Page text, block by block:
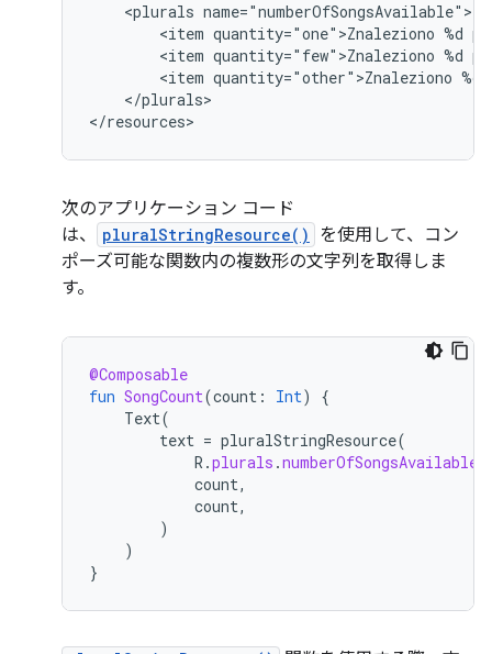
<plurals
<item quantity="one">Znaleziono %d
<item quantity="few">Znaleziono %d
<item quantity="other">Znaleziono %d
</plurals>
</resources>
次のアプリケーション コード
は、
pluralStringResource()
を使用して、コン
ポーズ可能な関数内の複数形の文字列を取得しま
す。
@Composable
fun SongCount(count : Int)
{
Text(
text = pluralStringResource(
R .plurals .numberOfSongsAvailable
count,
count,
)
)
}